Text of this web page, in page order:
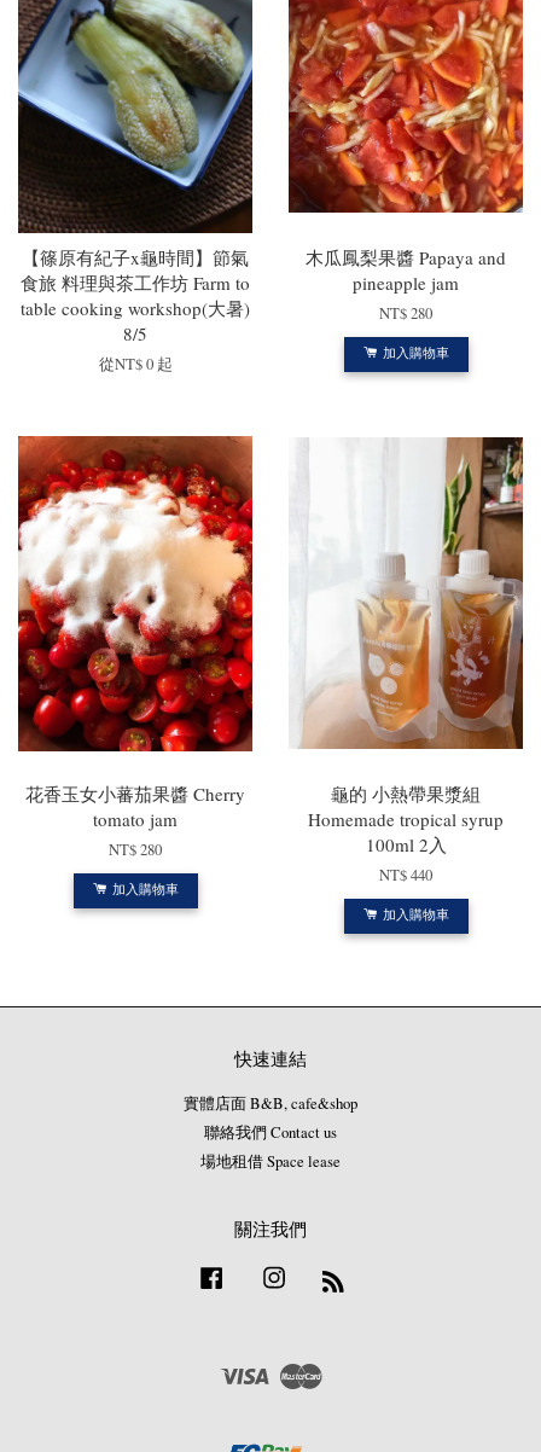
【篠原有紀子x龜時間】節氣
食旅 料理與茶工作坊 Farm to
table cooking workshop(大暑)
8/5
從NT$ 0 起
木瓜鳳梨果醬 Papaya and
pineapple jam
NT$ 280
加入購物車
花香玉女小蕃茄果醬 Cherry
tomato jam
NT$ 280
加入購物車
龜的 小熱帶果漿組
Homemade tropical syrup
100ml 2入
NT$ 440
加入購物車
快速連結
實體店面 B&B, cafe&shop
聯絡我們 Contact us
場地租借 Space lease
關注我們
Facebook Instagram
Visa Master